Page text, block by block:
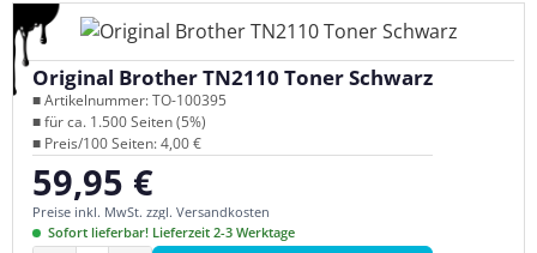
Original Brother TN2110 Toner Schwarz
■ Artikelnummer: TO-100395
■ für ca. 1.500 Seiten (5%)
■ Preis/100 Seiten: 4,00 €
Regulärer Preis:
59,95 €
Preise inkl. MwSt. zzgl. Versandkosten
Sofort lieferbar! Lieferzeit 2-3 Werktage